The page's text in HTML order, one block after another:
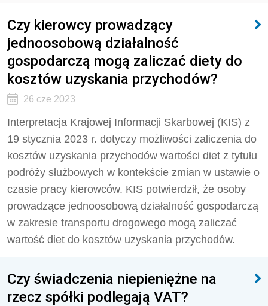
Czy kierowcy prowadzący
jednoosobową działalność
gospodarczą mogą zaliczać diety do
kosztów uzyskania przychodów?
26 cze 2023
Interpretacja Krajowej Informacji Skarbowej (KIS) z
19 stycznia 2023 r. dotyczy możliwości zaliczenia do
kosztów uzyskania przychodów wartości diet z tytułu
podróży służbowych w kontekście zmian w ustawie o
czasie pracy kierowców. KIS potwierdził, że osoby
prowadzące jednoosobową działalność gospodarczą
w zakresie transportu drogowego mogą zaliczać
wartość diet do kosztów uzyskania przychodów.
Czy świadczenia niepieniężne na
rzecz spółki podlegają VAT?